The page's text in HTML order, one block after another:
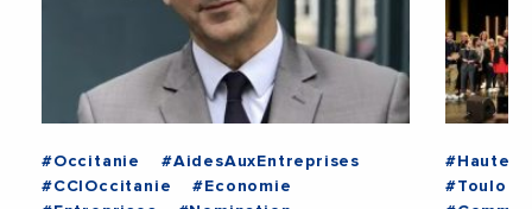
#Occitanie
#AidesAuxEntreprises
#CCIOccitanie
#Economie